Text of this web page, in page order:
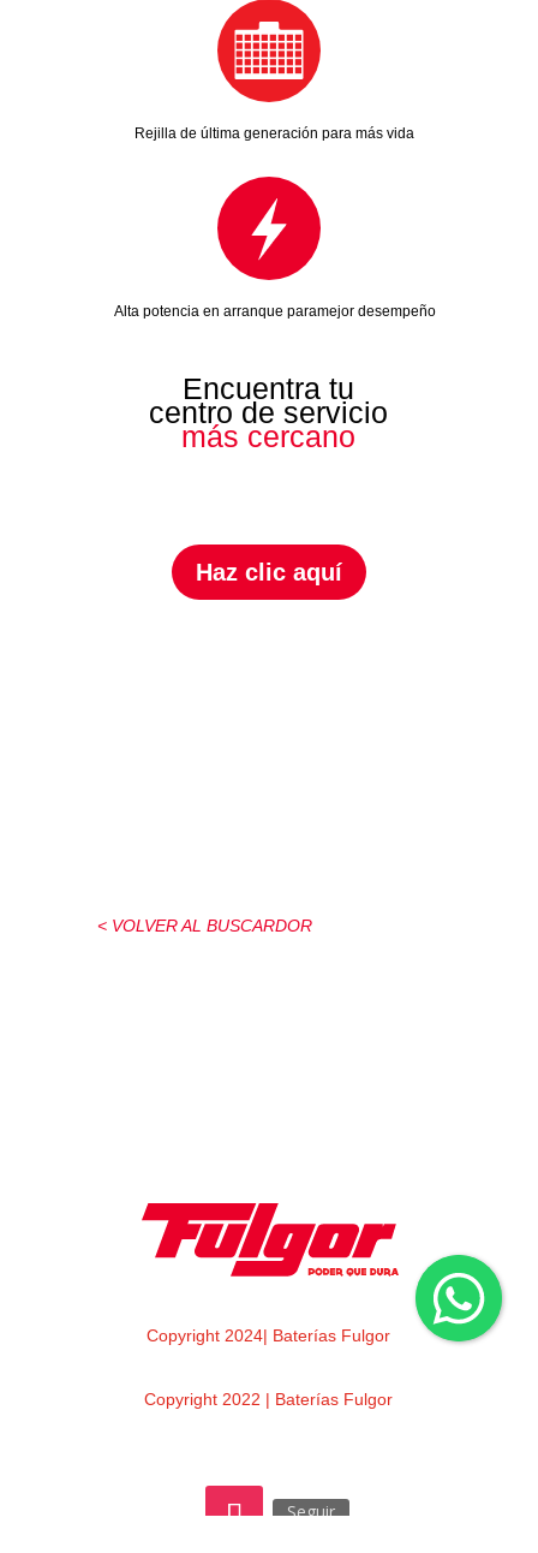
Rejilla de última generación para más vida
Alta potencia en arranque paramejor desempeño
Encuentra tu
centro de servicio
más cercano
Haz clic aquí
< VOLVER AL BUSCARDOR
Copyright 2024| Baterías Fulgor
Copyright 2022 | Baterías Fulgor
Seguir